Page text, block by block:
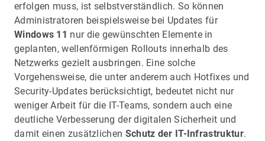
erfolgen muss, ist selbstverständlich. So können
Administratoren beispielsweise bei Updates für
Windows 11 nur die gewünschten Elemente in
geplanten, wellenförmigen Rollouts innerhalb des
Netzwerks gezielt ausbringen. Eine solche
Vorgehensweise, die unter anderem auch Hotfixes und
Security-Updates berücksichtigt, bedeutet nicht nur
weniger Arbeit für die IT-Teams, sondern auch eine
deutliche Verbesserung der digitalen Sicherheit und
damit einen zusätzlichen Schutz der IT-Infrastruktur.